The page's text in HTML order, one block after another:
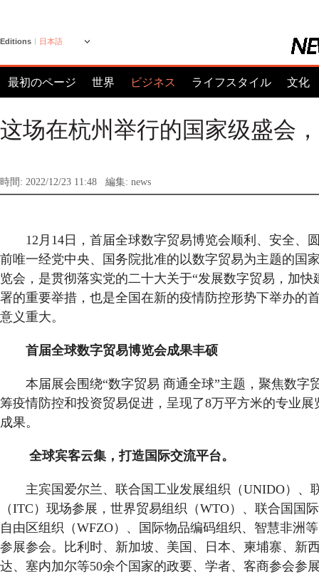
Editions 日本語
最初のページ 世界 ビジネス ライフスタイル 文化
这场在杭州举行的国家级盛会
時間: 2022/12/23 11:48 編集: news
12月14日，首届全球数字贸易博览会顺利、安全、
前唯一经党中央、国务院批准的以数字贸易为主题的国
览会，是贯彻落实党的二十大关于“发展数字贸易，加快
署的重要举措，也是全国在新的疫情防控形势下举办的
意义重大。
首届全球数字贸易博览会成果丰硕
本届展会围绕“数字贸易 商通全球”主题，聚焦数字
筹疫情防控和投资贸易促进，呈现了8万平方米的专业
成果。
全球宾客云集，打造国际交流平台。
主宾国爱尔兰、联合国工业发展组织（UNIDO）、
（ITC）现场参展，世界贸易组织（WTO）、联合国国
自由区组织（WFZO）、国际物品编码组织、智慧非洲
参展参会。比利时、新加坡、美国、日本、柬埔寨、新
达、塞内加尔等50余个国家的政要、学者、客商参会参